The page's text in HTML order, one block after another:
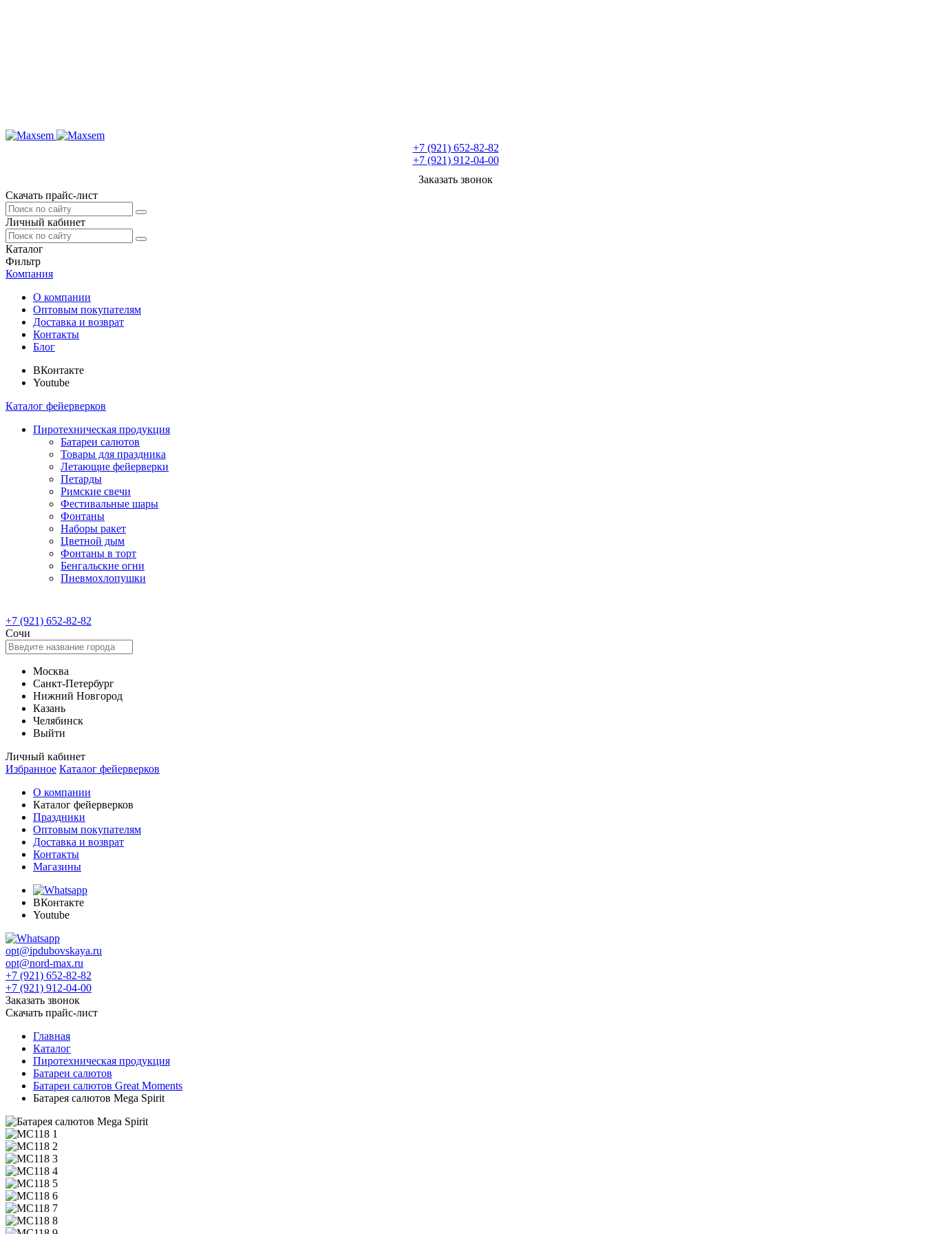
+7 (921) 652-82-82
+7 (921) 912-04-00
Заказать звонок
Скачать прайс-лист
Личный кабинет
Каталог
Фильтр
Компания
О компании
Оптовым покупателям
Доставка и возврат
Контакты
Блог
ВКонтакте
Youtube
Каталог фейерверков
Пиротехническая продукция
Батареи салютов
Товары для праздника
Летающие фейерверки
Петарды
Римские свечи
Фестивальные шары
Фонтаны
Наборы ракет
Цветной дым
Фонтаны в торт
Бенгальские огни
Пневмохлопушки
+7 (921) 652-82-82
Сочи
Москва
Санкт-Петербург
Нижний Новгород
Казань
Челябинск
Выйти
Личный кабинет
Избранное Каталог фейерверков
О компании
Каталог фейерверков
Праздники
Оптовым покупателям
Доставка и возврат
Контакты
Магазины
ВКонтакте
Youtube
opt@ipdubovskaya.ru
opt@nord-max.ru
+7 (921) 652-82-82
+7 (921) 912-04-00
Заказать звонок
Скачать прайс-лист
Главная
Каталог
Пиротехническая продукция
Батареи салютов
Батареи салютов Great Moments
Батарея салютов Mega Spirit